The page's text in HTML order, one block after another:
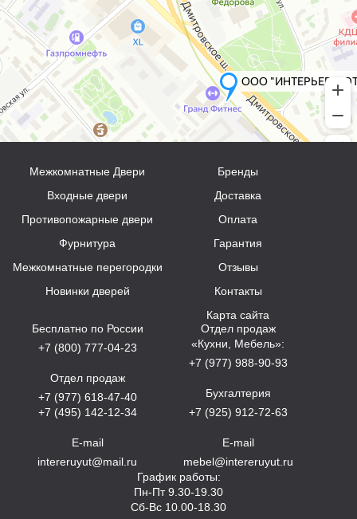
Межкомнатные Двери
Входные двери
Противопожарные двери
Фурнитура
Межкомнатные перегородки
Новинки дверей
Бренды
Доставка
Оплата
Гарантия
Отзывы
Контакты
Карта сайта
Бесплатно по России
+7 (800) 777-04-23
Отдел продаж
+7 (977) 618-47-40
+7 (495) 142-12-34
E-mail
intereruyut@mail.ru
Отдел продаж
«Кухни, Мебель»:
+7 (977) 988-90-93
Бухгалтерия
+7 (925) 912-72-63
E-mail
mebel@intereruyut.ru
График работы:
Пн-Пт 9.30-19.30
Сб-Вс 10.00-18.30